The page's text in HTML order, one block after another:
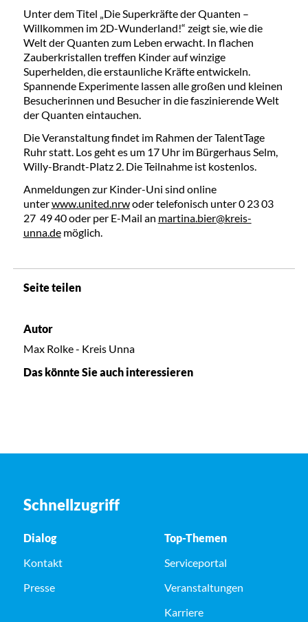
Unter dem Titel „Die Superkräfte der Quanten –
Willkommen im 2D-Wunderland!“ zeigt sie, wie die
Welt der Quanten zum Leben erwacht. In flachen
Zauberkristallen treffen Kinder auf winzige
Superhelden, die erstaunliche Kräfte entwickeln.
Spannende Experimente lassen alle großen und kleinen
Besucherinnen und Besucher in die faszinierende Welt
der Quanten eintauchen.
Die Veranstaltung findet im Rahmen der TalentTage
Ruhr statt. Los geht es um 17 Uhr im Bürgerhaus Selm,
Willy-Brandt-Platz 2. Die Teilnahme ist kostenlos.
Anmeldungen zur Kinder-Uni sind online
unterwww.united.nrwoder telefonisch unter 0 23 03
27 49 40 oder per E-Mail an martina.bier@kreis-
unna.demöglich.
Seite teilen
Autor
Max Rolke - Kreis Unna
Das könnte Sie auch interessieren
Schnellzugriff
Dialog
Kontakt
Presse
Top-Themen
Serviceportal
Veranstaltungen
Karriere